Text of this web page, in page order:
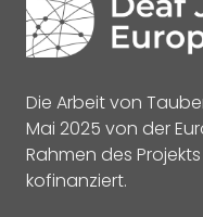
Die Arbeit von
Mai 2025 von der
Rahmen des Projekts
kofinanziert.